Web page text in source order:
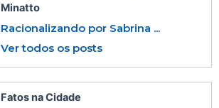
Minatto
Racionalizando por Sabrina ...
Ver todos os posts
Fatos na Cidade